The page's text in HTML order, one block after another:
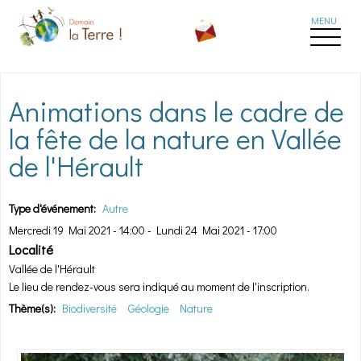
Aller au contenu principal
Animations dans le cadre de
la fête de la nature en Vallée
de l'Hérault
Type d'événement: Autre
Mercredi 19 Mai 2021 - 14:00 - Lundi 24 Mai 2021 - 17:00
Localité
Vallée de l'Hérault
Le lieu de rendez-vous sera indiqué au moment de l'inscription.
Thème(s): Biodiversité Géologie Nature